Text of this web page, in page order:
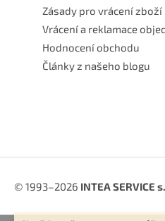
Zásady pro vrácení zboží
Vrácení a reklamace
Hodnocení obchodu
Články z našeho blogu
© 1993–2026 INTEA SERVICE